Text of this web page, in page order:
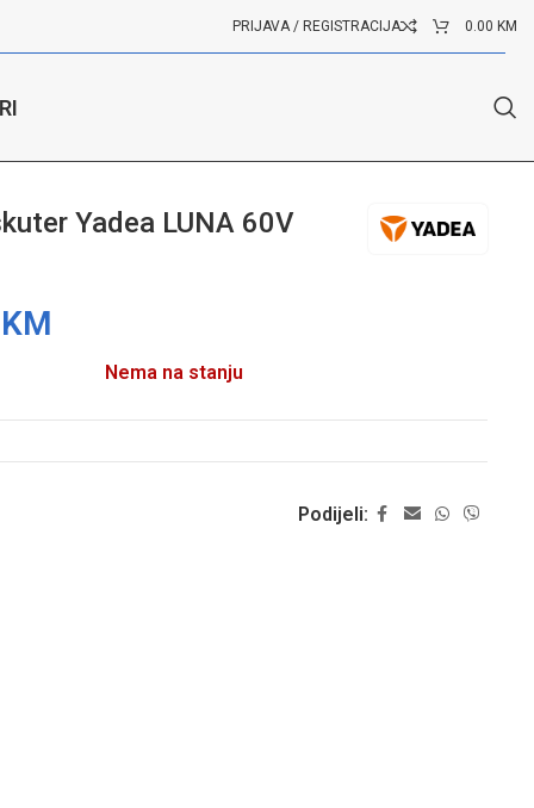
PRIJAVA / REGISTRACIJA 0.00 KM
Yadea LUNA 60V
KM
Nema na stanju
Podijeli: